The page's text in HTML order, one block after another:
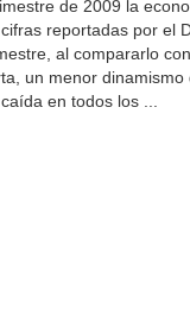
de 2009 la
reportadas por el
al compararlo
un menor
en todos los ...